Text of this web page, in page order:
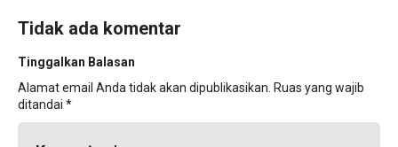
Tidak ada komentar
Tinggalkan Balasan
Alamat email Anda tidak akan dipublikasikan. Ruas yang wajib
ditandai *